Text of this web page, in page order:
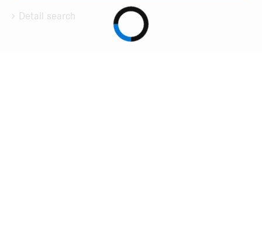
Detail search